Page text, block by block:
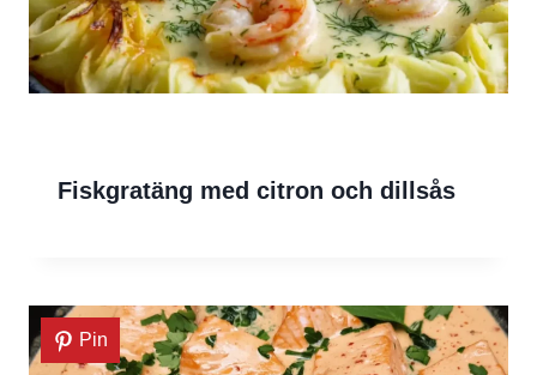
Fiskgratäng med citron och dillsås
Pin